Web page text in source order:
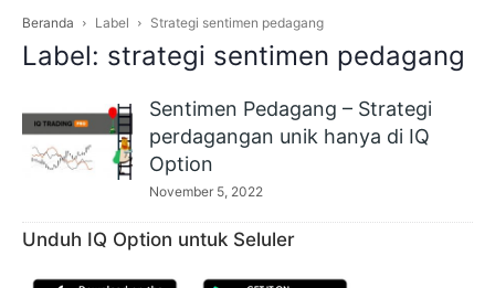
Beranda Label Strategi sentimen pedagang
Label: strategi sentimen pedagang
Sentimen Pedagang – Strategi
perdagangan unik hanya di IQ
Option
November 5, 2022
Unduh IQ Option untuk Seluler